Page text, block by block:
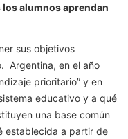
alumnos aprendan
sus objetivos
Argentina, en el año
prioritario” y en
educativo y a qué
una base común
establecida a partir de